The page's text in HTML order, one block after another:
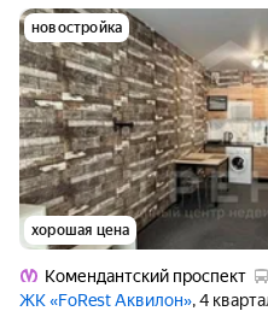
новостройка
хорошая цена
Комендантский проспект
ЖК «FoRest Аквилон», 4